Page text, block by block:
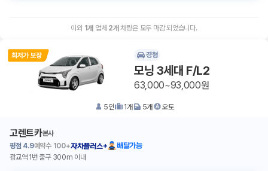
이외 1개 업체 2개 차량은 모두 마감 되었습니다.
경형
모닝 3세대 F/L2
63,000~93,000원
5인 1개 5개 오토
고렌트카본사
평점 4.9예약수 100+자차플러스+
배달가능
광교역 1번 출구 300m 이내